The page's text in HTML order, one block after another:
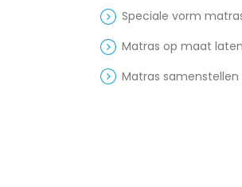
Speciale vorm
Matras op maat
Matras samenstellen